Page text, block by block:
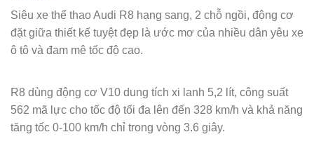
Siêu xe thể thao Audi R8 hạng sang, 2 chỗ ngồi, động cơ
đặt giữa thiết kế tuyệt đẹp là ước mơ của nhiều dân yêu xe
ô tô và đam mê tốc độ cao.
R8 dùng động cơ V10 dung tích xi lanh 5,2 lít, công suất
562 mã lực cho tốc độ tối đa lên đến 328 km/h và khả năng
tăng tốc 0-100 km/h chỉ trong vòng 3.6 giây.